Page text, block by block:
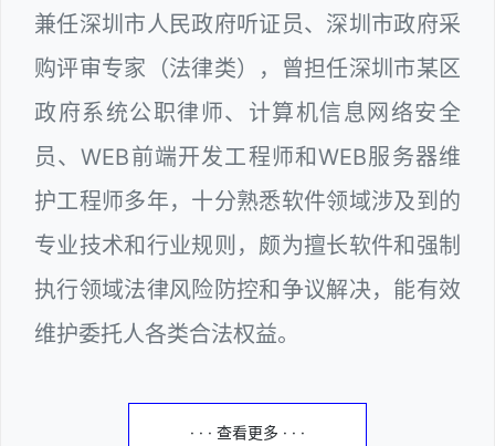
兼任深圳市人民政府听证员、深圳市政府采
购评审专家（法律类），曾担任深圳市某区
政府系统公职律师、计算机信息网络安全
员、WEB前端开发工程师和WEB服务器维
护工程师多年，十分熟悉软件领域涉及到的
专业技术和行业规则，颇为擅长软件和强制
执行领域法律风险防控和争议解决，能有效
维护委托人各类合法权益。
· · · 查看更多 · · ·